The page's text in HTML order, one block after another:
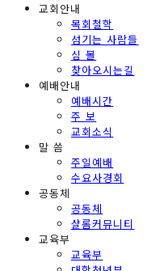
교회안내
목회철학
섬기는 사람들
심 볼
찾아오시는길
예배안내
예배시간
주 보
교회소식
말 씀
주일예배
수요사경회
공동체
공동체
샬롬커뮤니티
교육부
교육부